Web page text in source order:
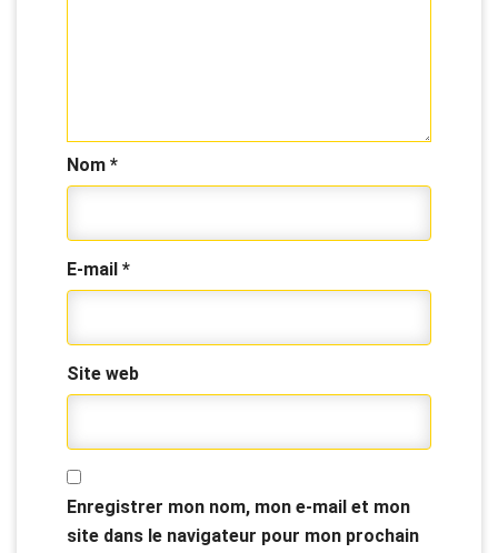
Nom *
E-mail *
Site web
Enregistrer mon nom, mon e-mail et mon
site dans le navigateur pour mon prochain